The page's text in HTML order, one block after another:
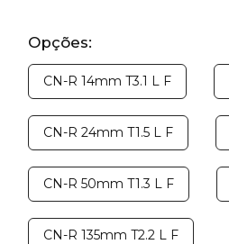
Opções:
CN-R 14mm T3.1 L F
CN-R 24mm T1.5 L F
CN-R 50mm T1.3 L F
CN-R 135mm T2.2 L F